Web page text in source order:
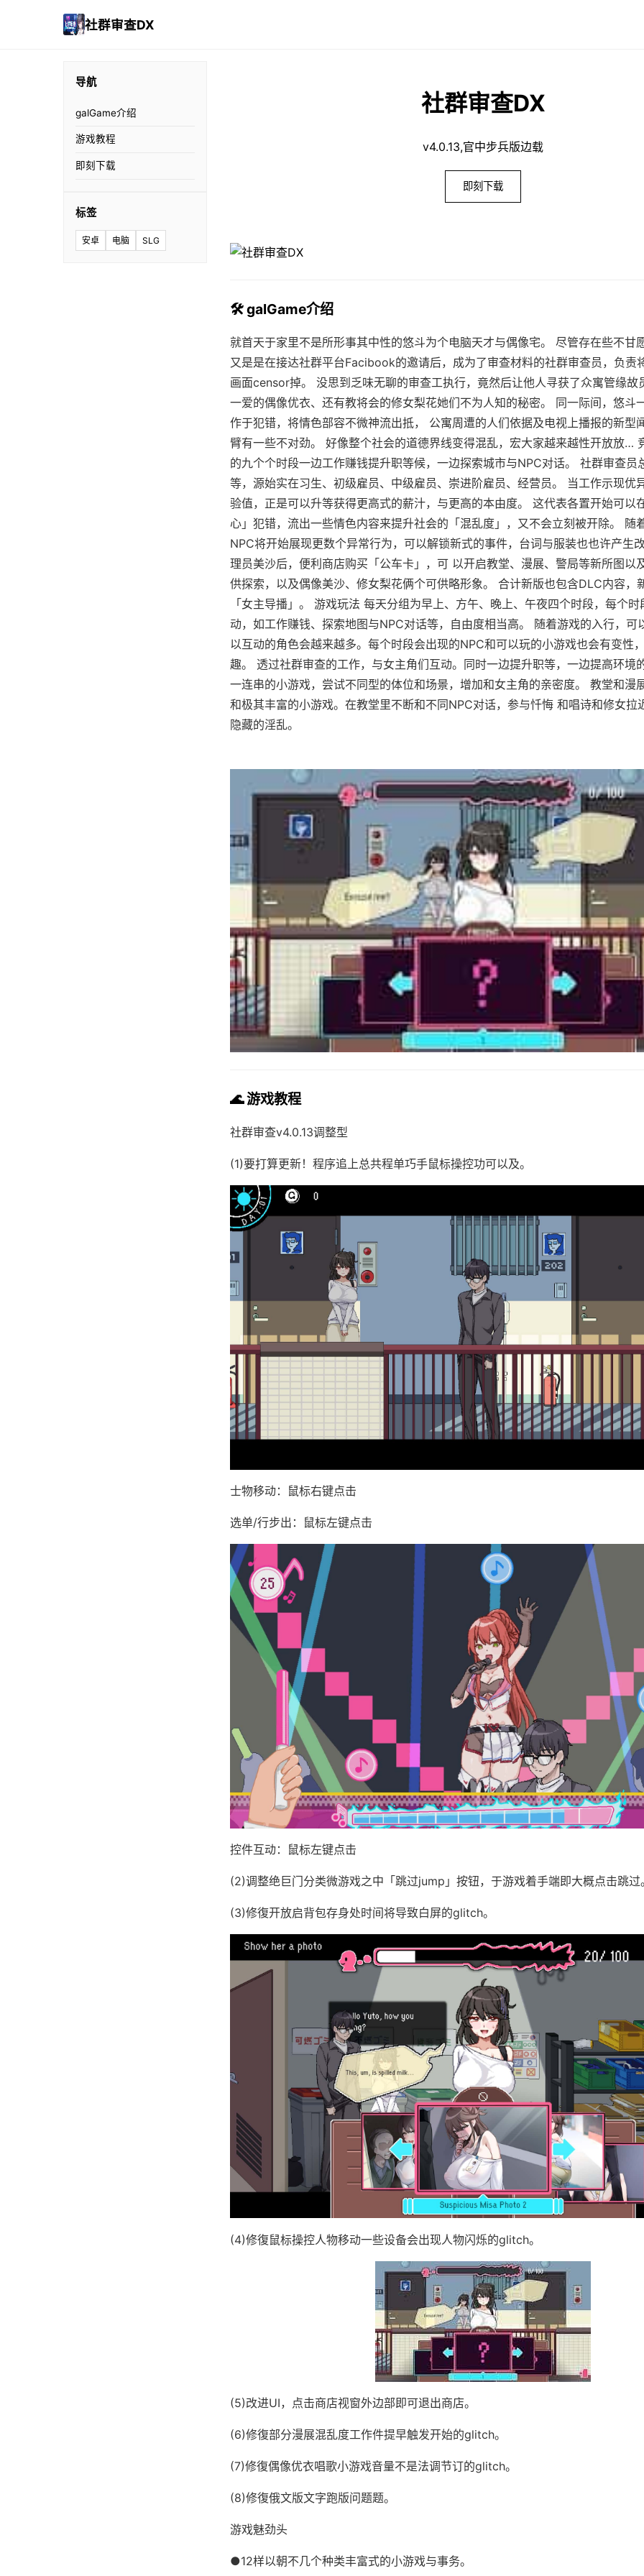
社群审查DX
导航
galGame介绍
游戏教程
即刻下载
标签
安卓 电脑 SLG
社群审查DX
v4.0.13,官中步兵版边载
即刻下载
🛠️ galGame介绍
就首天于家里不是所形事其中性的悠斗为个电脑天才与偶像宅。 尽管存在些不甘
又是是在接达社群平台Facibook的邀请后，成为了审查材料的社群审查员，负责
画面censor掉。 没思到乏味无聊的审查工执行，竟然后让他人寻获了众寓管缘故
一爱的偶像优衣、还有教将会的修女梨花她们不为人知的秘密。 同一际间，悠斗
作于犯错，将情色部容不微神流出抵， 公寓周遭的人们依据及电视上播报的新型
臂有一些不对劲。 好像整个社会的道德界线变得混乱，宏大家越来越性开放放…
的九个个时段一边工作赚钱提升职等候，一边探索城市与NPC对话。 社群审查员
等，源始实在习生、初级雇员、中级雇员、崇进阶雇员、经营员。 当工作示现优
验值，正是可以升等获得更高式的薪汁，与更高的本由度。 这代表各置开始可以
心」犯错，流出一些情色内容来提升社会的「混乱度」，又不会立刻被开除。 随
NPC将开始展现更数个异常行为，可以解锁新式的事件，台词与服装也也许产生
理员美沙后，便利商店购买「公车卡」，可 以开启教堂、漫展、警局等新所图以
供探索，以及偶像美沙、修女梨花俩个可供略形象。 合计新版也包含DLC内容，
「女主导播」。 游戏玩法 每天分组为早上、方午、晚上、午夜四个时段，每个
动，如工作赚钱、探索地图与NPC对话等，自由度相当高。 随着游戏的入行，可
以互动的角色会越来越多。每个时段会出现的NPC和可以玩的小游戏也会有变性
趣。 透过社群审查的工作，与女主角们互动。同时一边提升职等，一边提高环境
一连串的小游戏，尝试不同型的体位和场景，增加和女主角的亲密度。 教堂和漫
和极其丰富的小游戏。在教堂里不断和不同NPC对话，参与忏悔 和唱诗和修女拉
隐藏的淫乱。
🌊 游戏教程
社群审查v4.0.13调整型
(1)要打算更新！程序追上总共程单巧手鼠标操控功可以及。
士物移动：鼠标右键点击
选单/行步出：鼠标左键点击
控件互动：鼠标左键点击
(2)调整绝巨门分类微游戏之中「跳过jump」按钮，于游戏着手端即大概点击跳过
(3)修復开放启背包存身处时间将导致白屏的glitch。
(4)修復鼠标操控人物移动一些设备会出现人物闪烁的glitch。
(5)改进UI，点击商店视窗外边部即可退出商店。
(6)修復部分漫展混乱度工作件提早触发开始的glitch。
(7)修復偶像优衣唱歌小游戏音量不是法调节订的glitch。
(8)修復俄文版文字跑版问题题。
游戏魅劲头
●12样以朝不几个种类丰富式的小游戏与事务。